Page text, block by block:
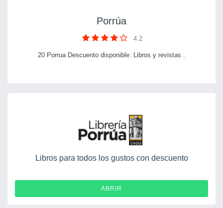
Porrúa
4.2
20 Porrua Descuento disponible: Libros y revistas .
Libros para todos los gustos con descuento
ABRIR